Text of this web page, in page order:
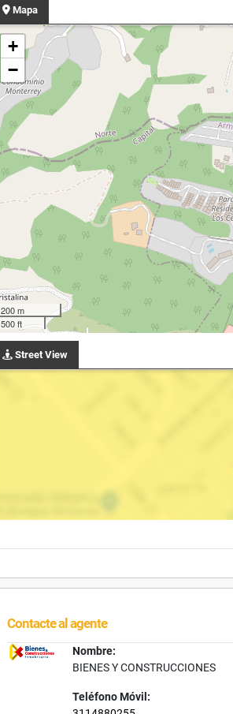
Mapa
+
−
200 m
500 ft
Street View
Contacte al agente
Nombre:
BIENES Y CONSTRUCCIONES
Teléfono Móvil: